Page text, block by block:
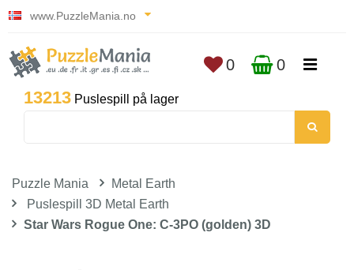
www.PuzzleMania.no
13213 Puslespill på lager
0 0
Puzzle Mania
Metal Earth
Puslespill 3D Metal Earth
Star Wars Rogue One: C-3PO (golden) 3D